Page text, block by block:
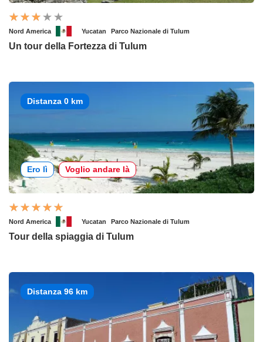
Nord America Yucatan Parco Nazionale di Tulum
Un tour della Fortezza di Tulum
Distanza 0 km
Ero lì Voglio andare là
Nord America Yucatan Parco Nazionale di Tulum
Tour della spiaggia di Tulum
Distanza 96 km